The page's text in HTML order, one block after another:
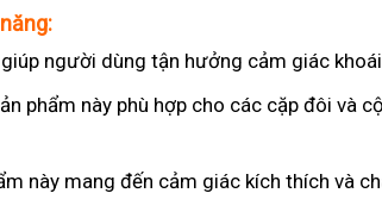
người dùng tận hưởng cảm giác
phẩm này phù hợp cho các cặp đôi và
này mang đến cảm giác kích thích và